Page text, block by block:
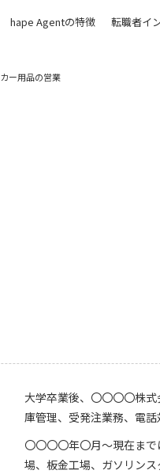
hape Agentの特徴
転職者イ
カー用品の営業
大学卒業後、〇〇〇〇株
庫管理、受発注業務、電話
〇〇〇〇年〇月～現在ま
場、板金工場、ガソリン